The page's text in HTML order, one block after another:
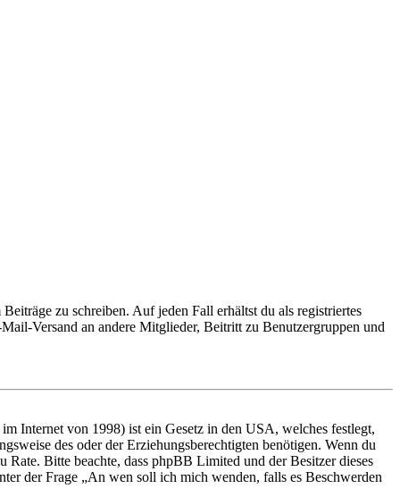
zu schreiben. Auf jeden Fall erhältst du als registriertes
Versand an andere Mitglieder, Beitritt zu Benutzergruppen und
Internet von 1998) ist ein Gesetz in den USA, welches festlegt,
des oder der Erziehungsberechtigten benötigen. Wenn du
Bitte beachte, dass phpBB Limited und der Besitzer dieses
der Frage „An wen soll ich mich wenden, falls es Beschwerden